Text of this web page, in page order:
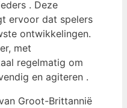
. Deze
ervoor dat spelers
ontwikkelingen.
met
regelmatig om
en agiteren .
Groot-Brittannië